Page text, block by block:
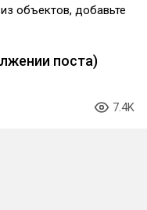
объектов, добавьте
поста)
7.4K